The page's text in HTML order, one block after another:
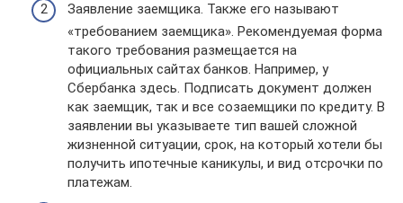
Заявление заемщика. Также его называют
«требованием заемщика». Рекомендуемая форма
такого требования размещается на
официальных сайтах банков. Например, у
Сбербанка здесь. Подписать документ должен
как заемщик, так и все созаемщики по кредиту. В
заявлении вы указываете тип вашей сложной
жизненной ситуации, срок, на который хотели бы
получить ипотечные каникулы, и вид отсрочки по
платежам.